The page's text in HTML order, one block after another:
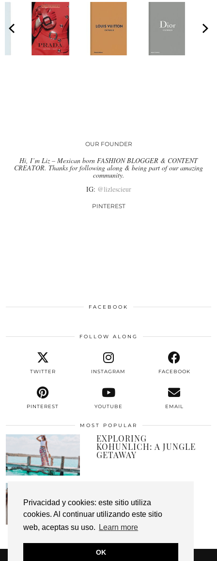
Privacidad y cookies: este sitio utiliza
cookies. Al continuar utilizando este sitio
web, aceptas su uso.
Learn more
OK
OUR FOUNDER
Hi, I’m Liz – Mexican born FASHION BLOGGER & CONTENT
CREATOR. Thanks for following along & being part of our amazing
community.
IG: @lizlescieur
PINTEREST
FACEBOOK
FOLLOW ALONG
TWITTER INSTAGRAM FACEBOOK
PINTEREST YOUTUBE EMAIL
MOST POPULAR
EXPLORING
KOHUNLICH: A JUNGLE
GETAWAY